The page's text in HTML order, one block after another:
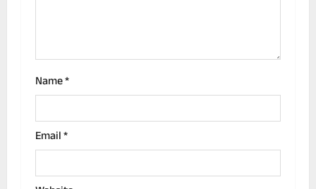
n
Name*
Email*